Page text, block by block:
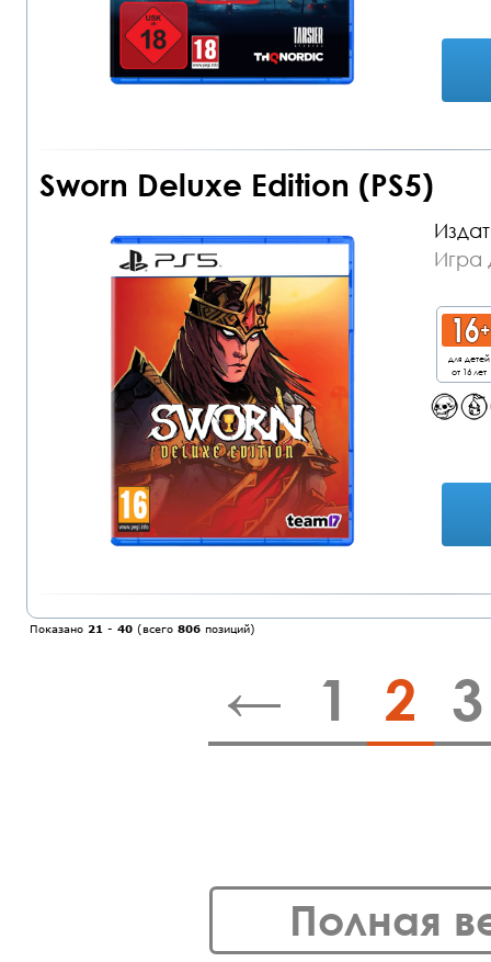
Sworn Deluxe Edition (PS5)
Игра
для детей
от 16 лет
Показано 21 - 40 (всего 806 позиций)
← 1 2 3
Полная